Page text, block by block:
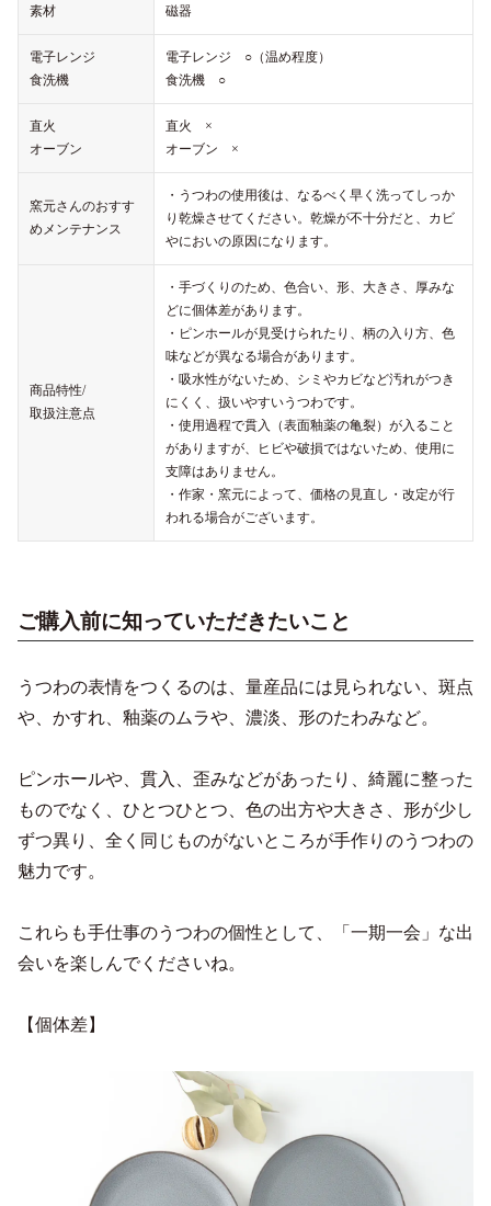
素材 磁器
電子レンジ
食洗機
電子レンジ ○（温め程度）
食洗機 ○
直火
オーブン
直火 ×
オーブン ×
窯元さんのおすす
めメンテナンス
・うつわの使用後は、なるべく早く洗ってしっか
り乾燥させてください。乾燥が不十分だと、カビ
やにおいの原因になります。
商品特性/
取扱注意点
・手づくりのため、色合い、形、大きさ、厚みな
どに個体差があります。
・ピンホールが見受けられたり、柄の入り方、色
味などが異なる場合があります。
・吸水性がないため、シミやカビなど汚れがつき
にくく、扱いやすいうつわです。
・使用過程で貫入（表面釉薬の亀裂）が入ること
がありますが、ヒビや破損ではないため、使用に
支障はありません。
・作家・窯元によって、価格の見直し・改定が行
われる場合がございます。
ご購入前に知っていただきたいこと
うつわの表情をつくるのは、量産品には見られない、斑点
や、かすれ、釉薬のムラや、濃淡、形のたわみなど。
ピンホールや、貫入、歪みなどがあったり、綺麗に整った
ものでなく、ひとつひとつ、色の出方や大きさ、形が少し
ずつ異り、全く同じものがないところが手作りのうつわの
魅力です。
これらも手仕事のうつわの個性として、「一期一会」な出
会いを楽しんでくださいね。
【個体差】